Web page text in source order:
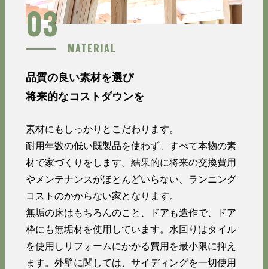
03
MATERIAL
品質の良い素材を選び
将来的なコストダウンを
素材にもしっかりとこだわります。
耐用年数の低い既製品を使わず、すべて本物の素
材で家づくりをします。結果的に将来の交換費用
やメンテナンスがほとんどいらない、ランニング
コストのかからない家となります。
無垢の床はもちろんのこと、ドアも造作で、ドア
枠にも無垢材を使用しています。水回りはタイル
を使用しリフォームにかかる費用を最小限に抑え
ます。外壁に関しては、サイディングを一切使用